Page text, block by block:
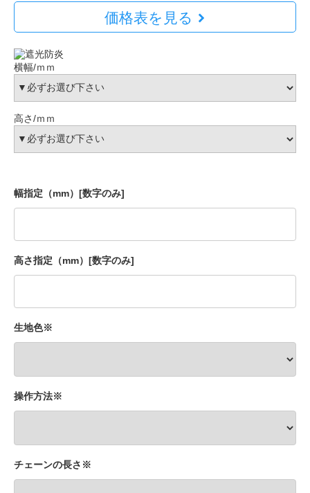
価格表を見る
横幅/ｍｍ
高さ/ｍｍ
幅指定（mm）[数字のみ]
高さ指定（mm）[数字のみ]
生地色※
操作方法※
チェーンの長さ※